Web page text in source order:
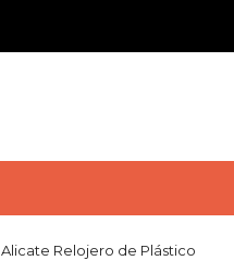
Alicate Relojero de Plástico